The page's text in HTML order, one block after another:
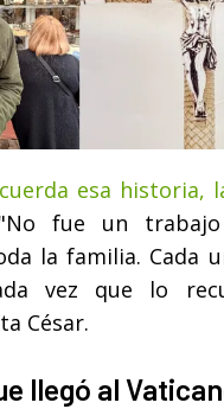
esa historia,
fue un
la familia. Cada
vez que lo
César.
llegó al